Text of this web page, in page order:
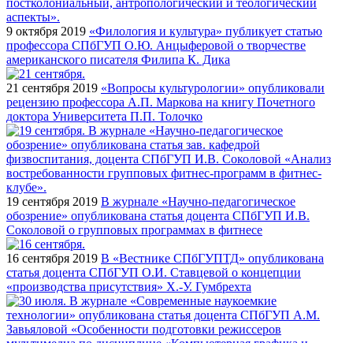
9 октября 2019 «Филология и культура» публикует статью
профессора СПбГУП О.Ю. Анцыферовой о творчестве
американского писателя Филипа К. Дика
21 сентября 2019 «Вопросы культурологии» опубликовали
рецензию профессора А.П. Маркова на книгу Почетного
доктора Университета П.П. Толочко
19 сентября 2019 В журнале «Научно-педагогическое
обозрение» опубликована статья доцента СПбГУП И.В.
Соколовой о групповых программах в фитнесе
16 сентября 2019 В «Вестнике СПбГУПТД» опубликована
статья доцента СПбГУП О.И. Ставцевой о концепции
«производства присутствия» Х.-У. Гумбрехта